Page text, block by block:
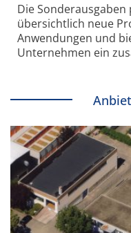
Die
übersichtlich neue
Anwendungen und
Unternehmen ein